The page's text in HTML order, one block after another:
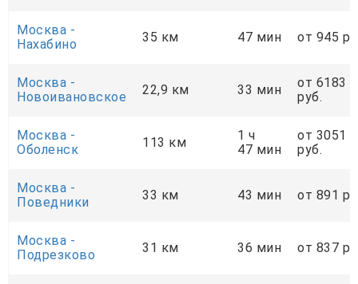
Москва -
Нахабино
35 км 47 мин от 945
Москва -
Новоивановское
22,9 км 33 мин
от 6183
руб.
Москва -
Оболенск
113 км
1 ч
47 мин
от 3051
руб.
Москва -
Поведники
33 км 43 мин от 891
Москва -
Подрезково
31 км 36 мин от 837